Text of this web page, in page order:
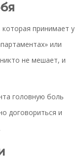
принимает у
или
не мешает, и
головную боль
договориться и